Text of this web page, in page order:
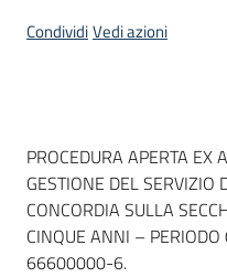
CondividiVedi azioni
Dati del bando
PROCEDURA APERTA
GESTIONE DEL SERVIZIO
CONCORDIA SULLA
CINQUE ANNI –
66600000-6.